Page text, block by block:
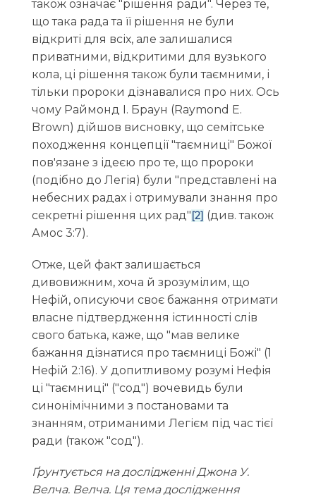
також означає "рішення ради". Через те,
що така рада та її рішення не були
відкриті для всіх, але залишалися
приватними, відкритими для вузького
кола, ці рішення також були таємними, і
тільки пророки дізнавалися про них. Ось
чому Раймонд І. Браун (Raymond E.
Brown) дійшов висновку, що семітське
походження концепції "таємниці" Божої
пов'язане з ідеєю про те, що пророки
(подібно до Легія) були "представлені на
небесних радах і отримували знання про
секретні рішення цих рад" [2] (див. також
Амос 3:7).
Отже, цей факт залишається
дивовижним, хоча й зрозумілим, що
Нефій, описуючи своє бажання отримати
власне підтвердження істинності слів
свого батька, каже, що "мав велике
бажання дізнатися про таємниці Божі" (1
Нефій 2:16). У допитливому розумі Нефія
ці "таємниці" ("сод") вочевидь були
синонімічними з постановами та
знанням, отриманими Легієм під час тієї
ради (також "сод").
Ґрунтується на дослідженні Джона У.
Велча. Велча. Ця тема дослідження